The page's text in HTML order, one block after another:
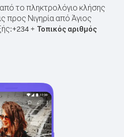
το πληκτρολόγιο κλήσης
προς Νιγηρία από Άγιος
+234 + Τοπικός αριθμός